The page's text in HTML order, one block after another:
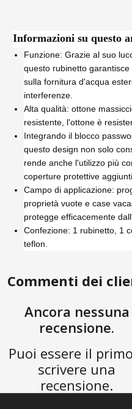
Informazioni su questo
Funzione: Grazie al suo
questo rubinetto
sulla fornitura d'acqua
interferenze.
Alta qualità: ottone
resistente, l'ottone è
Integrando il blocco
questo design non solo
rende anche l'utilizzo più
coperture protettive
Campo di applicazione:
proprietà vuote e case
protegge efficacemente
Confezione: 1 rubinetto, 1
teflon.
Commenti dei
Ancora nessuna
recensione.
Puoi essere il
scrivere una
recensione.